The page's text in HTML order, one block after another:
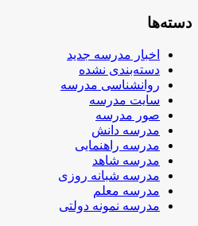
دسته‌ها
اخبار مدرسه جدید
دسته‌بندی نشده
روانشناسی مدرسه
سایت مدرسه
صور مدرسه
مدرسه دانش
مدرسه راهنمایی
مدرسه شاهد
مدرسه شبانه روزی
مدرسه معلم
مدرسه نمونه دولتی